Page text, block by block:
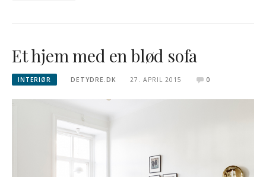
Et hjem med en blød sofa
INTERIØR DETYDRE.DK 27. APRIL 2015 0